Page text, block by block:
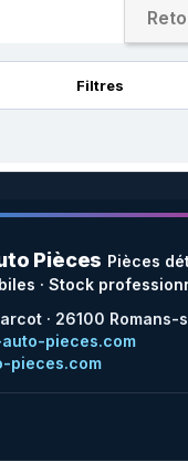
Filtres
Pièces Pièces
· Stock
· 26100 Romans-
pieces.com
pieces.com